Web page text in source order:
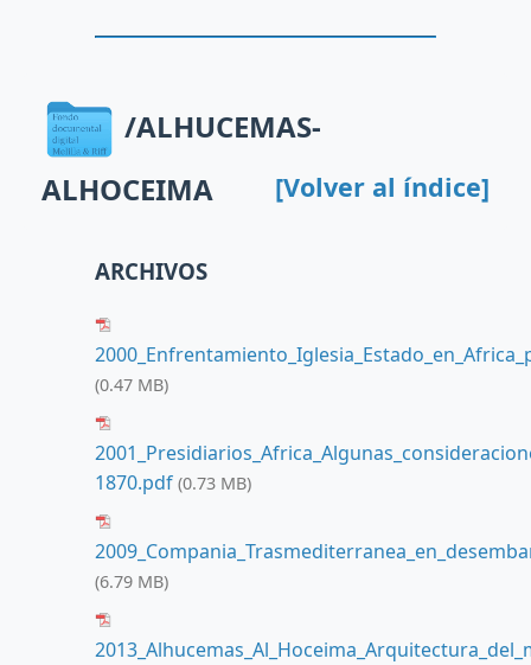
/ALHUCEMAS-
ALHOCEIMA
[Volver al índice]
ARCHIVOS
(0.47 MB)
1870.pdf (0.73 MB)
(6.79 MB)